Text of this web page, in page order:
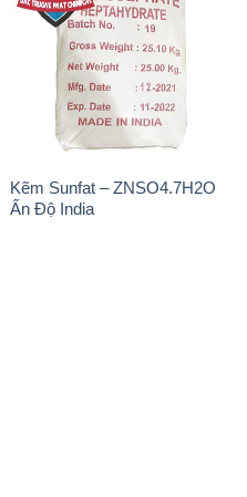
Kẽm Sunfat – ZNSO4.7H2O
Ấn Độ India